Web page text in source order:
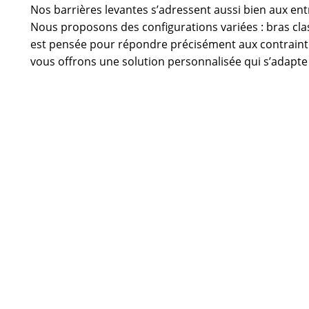
Nos barrières levantes s’adressent aussi bien aux
Nous proposons des configurations variées : bras
est pensée pour répondre précisément aux
vous offrons une solution personnalisée qui